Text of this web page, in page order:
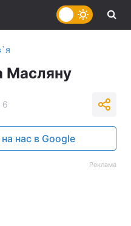
Масляну
6
нас в Google
Реклама